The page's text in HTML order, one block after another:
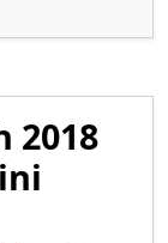
will Profit
2018